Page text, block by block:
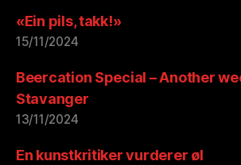
«Ein pils, takk!»
15/11/2024
Beercation Special – Another
Stavanger
13/11/2024
En kunstkritiker vurderer øl